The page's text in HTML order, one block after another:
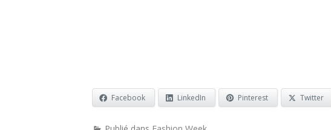
Facebook LinkedIn Pinterest Twitter